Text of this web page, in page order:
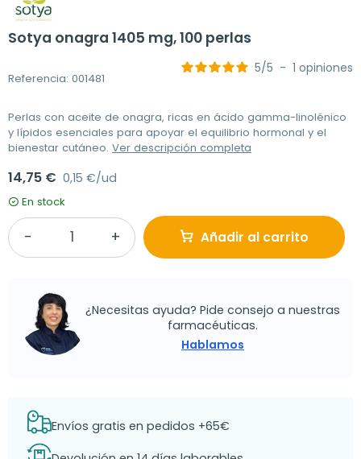
Sotya onagra 1405 mg, 100 perlas
Referencia: 001481
5/5 - 1 opiniones
Perlas con aceite de onagra, ricas en ácido gamma-linolénico
y lípidos esenciales para apoyar el equilibrio hormonal y el
bienestar cutáneo. Ver descripción completa
14,75 € 0,15 €/ud
En stock
Añadir al carrito
¿Necesitas ayuda? Pide consejo a nuestras
farmacéuticas.
Hablamos
Envíos gratis en pedidos +65€